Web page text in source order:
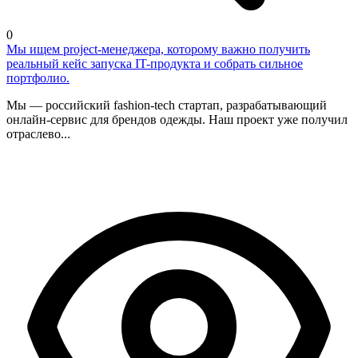
0
Мы ищем project-менеджера, которому важно получить
реальный кейс запуска IT-продукта и собрать сильное
портфолио.
Мы — российский fashion-tech стартап, разрабатывающий
онлайн-сервис для брендов одежды. Наш проект уже получил
отраслево...